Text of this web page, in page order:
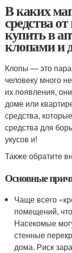
В каких
средства
купить в
клопами и
Клопы — это
человеку много
их появления,
доме или
средства,
средства для
укусов и!
Также обратите
Основные
Чаще всего
помещений,
Насекомые
стенные
дома. Риск